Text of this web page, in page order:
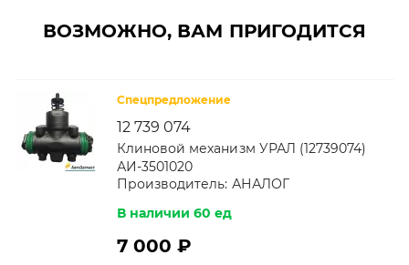
ВОЗМОЖНО, ВАМ ПРИГОДИТСЯ
Спецпредложение
12 739 074
Клиновой механизм УРАЛ (12739074)
АИ-3501020
Производитель: АНАЛОГ
В наличии 60 ед
7 000 ₽